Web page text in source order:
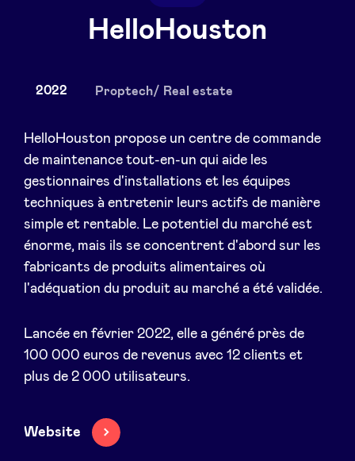
À propos
Actualités
Avantages
BeAngels Academy
BeAngels Luxembourg
NXT Brussels - Groupe d'investissement
Pooling Services
Sponsors
HelloHouston
2022 Proptech/ Real estate
HelloHouston propose un centre de commande
de maintenance tout-en-un qui aide les
gestionnaires d'installations et les équipes
techniques à entretenir leurs actifs de manière
simple et rentable. Le potentiel du marché est
énorme, mais ils se concentrent d'abord sur les
fabricants de produits alimentaires où
l'adéquation du produit au marché a été validée.
Lancée en février 2022, elle a généré près de
100 000 euros de revenus avec 12 clients et
plus de 2 000 utilisateurs.
Website